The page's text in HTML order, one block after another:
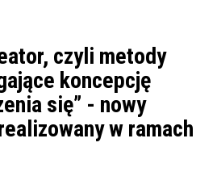
czyli metody
koncepcję
się” - nowy
w ramach